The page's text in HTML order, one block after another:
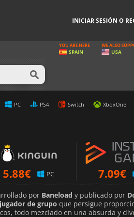
YOU ARE HERE
SPAIN
WE ALSO
USA
PC PS4 Switch XboxOne
5.88€ PC 7.09€
por Baneload y publicado por
de grupo que persigue
todo mezclado en una absurda y